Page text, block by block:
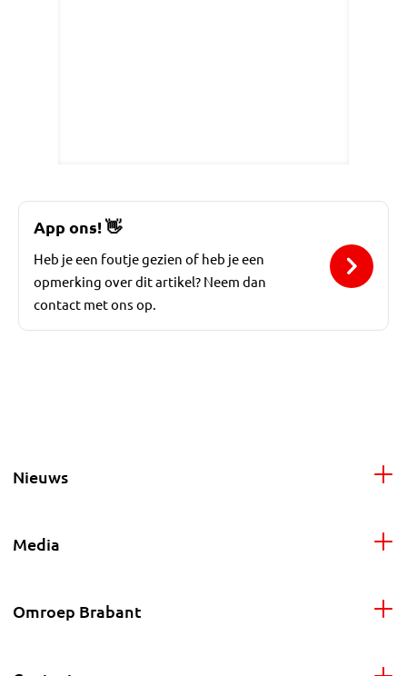
App ons!👋
Heb je een foutje gezien of heb je een
opmerking over dit artikel? Neem dan
contact met ons op.
Nieuws
Media
Omroep Brabant